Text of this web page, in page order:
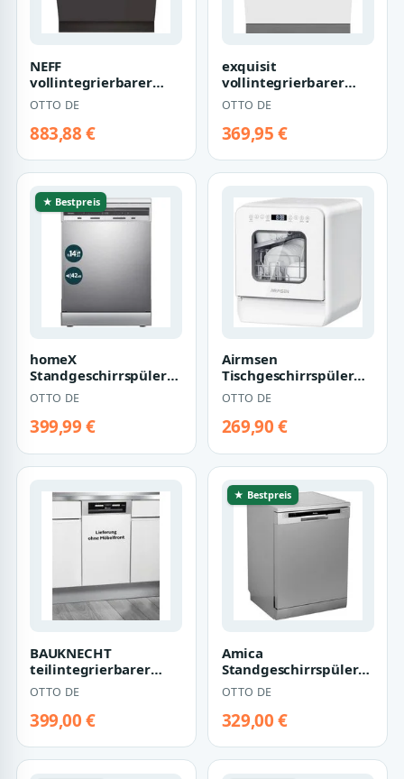
NEFF
vollintegrierbarer
Geschirrspüler
S197TCX00E
OTTO DE
883,88 €
exquisit
vollintegrierbarer
Geschirrspüler PLUS
EGSP2113-E-030E, 11 l,
…
OTTO DE
369,95 €
★ Bestpreis
homeX
Standgeschirrspüler
DWFS601442A-S, 10 l,
14 Maßgedecke,
Spülmasc…
OTTO DE
399,99 €
Airmsen
Tischgeschirrspüler
ECO-Modus,5L
wassertank,9
Programme,Selbst…
OTTO DE
269,90 €
BAUKNECHT
teilintegrierbarer
Geschirrspüler BSBO
3O21 PF X (2), 10
Maß…
OTTO DE
399,00 €
★ Bestpreis
Amica
Standgeschirrspüler
GSP 542 010-1 Si, 12
Maßgedecke, Mehr
Ordnun…
OTTO DE
329,00 €